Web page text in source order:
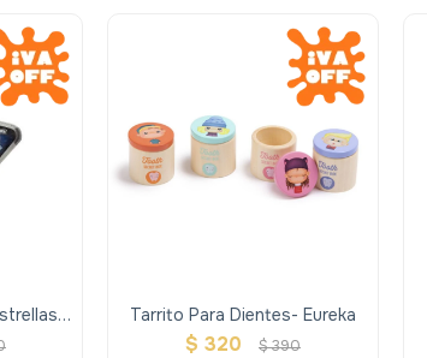
Tarrito Para Dientes- Eureka
$ 320 $390